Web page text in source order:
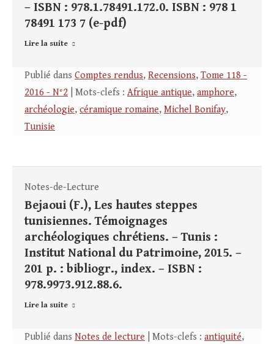
– ISBN : 978.1.78491.172.0. ISBN : 978 1
78491 173 7 (e-pdf)
Lire la suite
Publié dans Comptes rendus, Recensions, Tome 118 -
2016 - N°2 | Mots-clefs : Afrique antique, amphore,
archéologie, céramique romaine, Michel Bonifay,
Tunisie
Notes-de-Lecture
Bejaoui (F.), Les hautes steppes
tunisiennes. Témoignages
archéologiques chrétiens. – Tunis :
Institut National du Patrimoine, 2015. –
201 p. : bibliogr., index. – ISBN :
978.9973.912.88.6.
Lire la suite
Publié dans Notes de lecture | Mots-clefs : antiquité,